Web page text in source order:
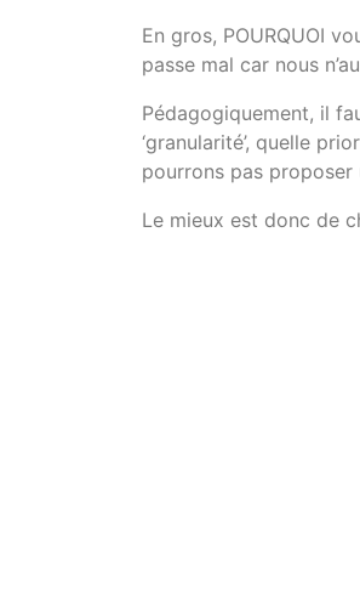
En gros, POURQUOI
passe mal car nous
Pédagogiquement, il
‘granularité’, quelle
pourrons pas
Le mieux est donc de